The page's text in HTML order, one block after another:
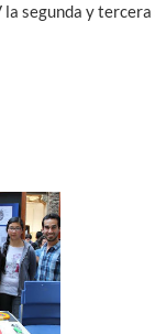
la segunda y tercera